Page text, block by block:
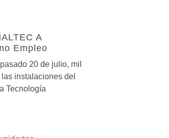
A
Empleo
20 de julio, mil
instalaciones del
Tecnología